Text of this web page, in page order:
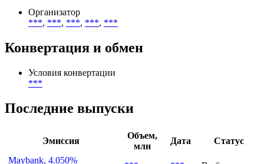
Организатор
***, ***, ***, ***, ***
Конвертация и обмен
Условия конвертации
***
Последние выпуски
Эмиссия
Объем,
млн
Дата
Статус
Maybank, 4.050%